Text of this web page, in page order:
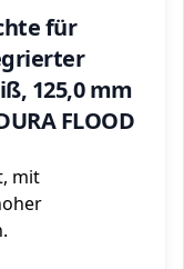
für
125,0 mm
FLOOD
mit